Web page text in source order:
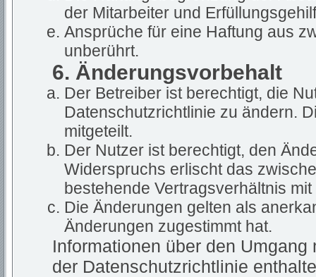
der Mitarbeiter und
Ansprüche für eine Haftung aus
unberührt.
6. Änderungsvorbehalt
Der Betreiber ist berechtigt, die
Datenschutzrichtlinie zu ändern.
mitgeteilt.
Der Nutzer ist berechtigt, den
Widerspruchs erlischt das
bestehende Vertragsverhältnis
Die Änderungen gelten als
Änderungen zugestimmt hat.
Informationen über den
der Datenschutzrichtlinie